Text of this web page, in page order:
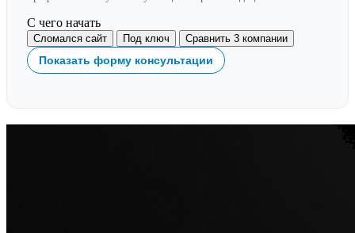
С чего начать
Сломался сайт Под ключ Сравнить 3 компании
Показать форму консультации